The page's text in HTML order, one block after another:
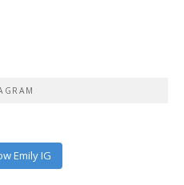
Emily IG